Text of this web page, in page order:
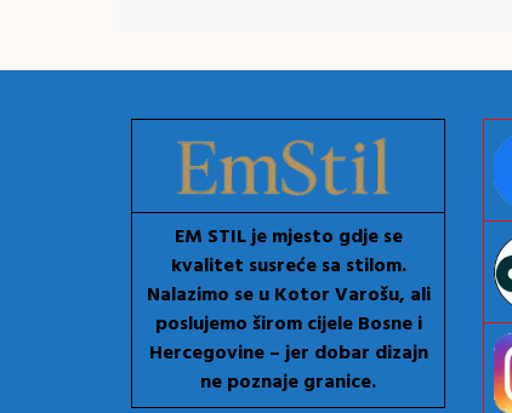
EM STIL je mjesto gdje se
kvalitet susreće sa stilom.
Nalazimo se u Kotor Varošu, ali
poslujemo širom cijele Bosne i
Hercegovine – jer dobar dizajn
ne poznaje granice.